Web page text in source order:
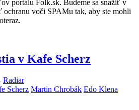
portálu Folk.sk. Budeme sa snažiť v
voči SPAMu tak, aby ste mohli
v Kafe Scherz
Radiar
Scherz Martin Chrobák Edo Klena